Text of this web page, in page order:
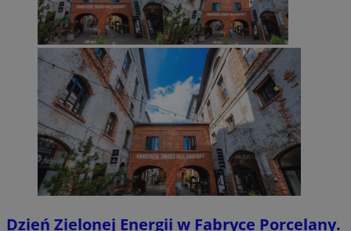
Dzień Zielonej Energii w Fabryce Porcelany.